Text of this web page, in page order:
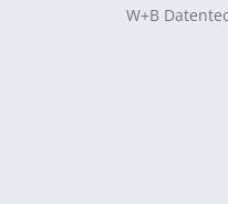
W+B